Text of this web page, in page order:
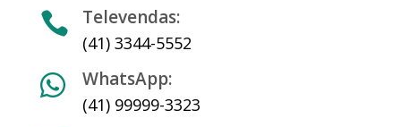
 Televendas:
(41) 3344-5552
 WhatsApp:
(41) 99999-3323